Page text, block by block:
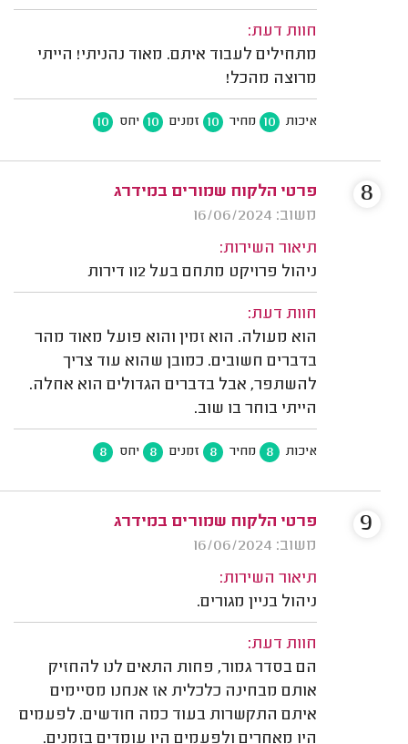
חוות דעת:
מתחילים לעבוד איתם. מאוד נהניתי! הייתי
מרוצה מהכל!
איכות 10 מחיר 10 זמנים 10 יחס 10
פרטי הלקוח שמורים במידרג
משוב: 16/06/2024
תיאור השירות:
ניהול פרויקט מתחם בעל 112 דירות
חוות דעת:
הוא מעולה. הוא זמין והוא פועל מאוד מהר
בדברים חשובים. כמובן שהוא עוד צריך
להשתפר, אבל בדברים הגדולים הוא אחלה.
הייתי בוחר בו שוב.
איכות 8 מחיר 8 זמנים 8 יחס 8
8
פרטי הלקוח שמורים במידרג
משוב: 16/06/2024
תיאור השירות:
ניהול בניין מגורים.
חוות דעת:
הם בסדר גמור, פחות התאים לנו להחזיק
אותם מבחינה כלכלית אז אנחנו מסיימים
איתם התקשרות בעוד כמה חודשים. לפעמים
היו מאחרים ולפעמים היו עומדים בזמנים.
9